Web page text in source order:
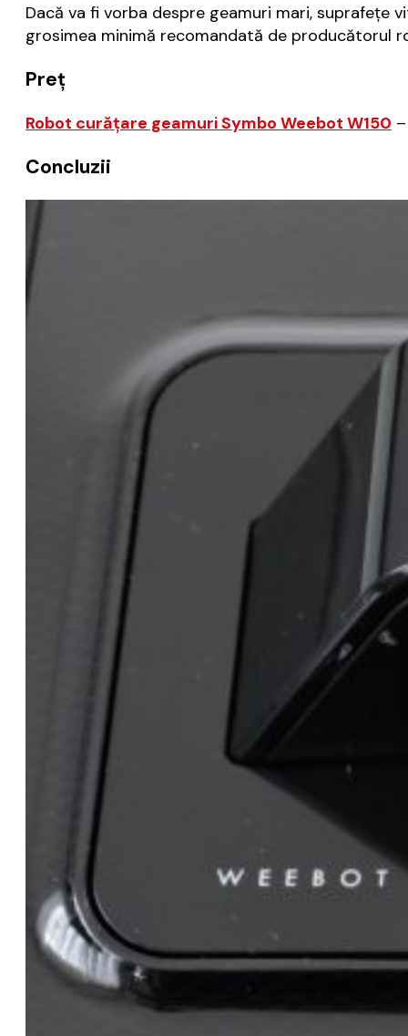
Dacă va fi vorba despre geamuri mari, suprafețe
grosimea minimă recomandată de producătorul
Preț
Robot curățare geamuri Symbo Weebot W150
Concluzii